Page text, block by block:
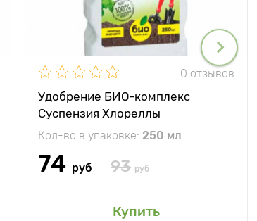
0 отзывов
Удобрение БИО-комплекс
Суспензия Хлореллы
Кол-во в упаковке: 250 мл
74 руб 93 руб
Купить